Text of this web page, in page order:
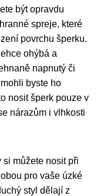
být opravdu
spreje, které
povrchu šperku.
ohýbá a
napnutý či
byste ho
nosit šperk pouze v
nárazům i vlhkosti
si můžete nosit při
pro vaše úzké
styl dělají z